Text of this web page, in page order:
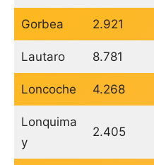
Gorbea 2.921
Lautaro 8.781
Loncoche 4.268
Lonquima
y
2.405